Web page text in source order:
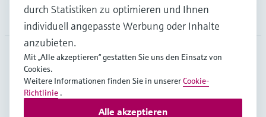
Unternehmen
CHE
durch Statistiken zu optimieren und Ihnen
individuell angepasste Werbung oder Inhalte
anzubieten.
Mit „Alle akzeptieren“ gestatten Sie uns den Einsatz von
Cookies.
Weitere Informationen finden Sie in unsererCookie-
Richtlinie .
Alle akzeptieren